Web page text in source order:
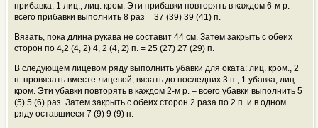
прибавка, 1 лиц., лиц. кром. Эти прибавки повторять в каждом 6-м р. –
всего прибавки выполнить 8 раз = 37 (39) 39 (41) п.
Вязать, пока длина рукава не составит 44 см. Затем закрыть с обеих
сторон по 4,2 (4, 2) 4, 2 (4, 2) п. = 25 (27) 27 (29) п.
В следующем лицевом ряду выполнить убавки для оката: лиц. кром., 2
п. провязать вместе лицевой, вязать до последних 3 п., 1 убавка, лиц.
кром. Эти убавки повторять в каждом 2-м р. – всего убавки выполнить 5
(5) 5 (6) раз. Затем закрыть с обеих сторон 2 раза по 2 п. и в одном
ряду оставшиеся 7 (9) 9 (9) п.